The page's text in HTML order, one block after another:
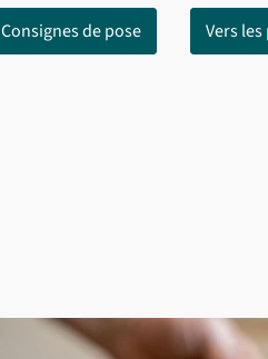
Consignes de pose Vers